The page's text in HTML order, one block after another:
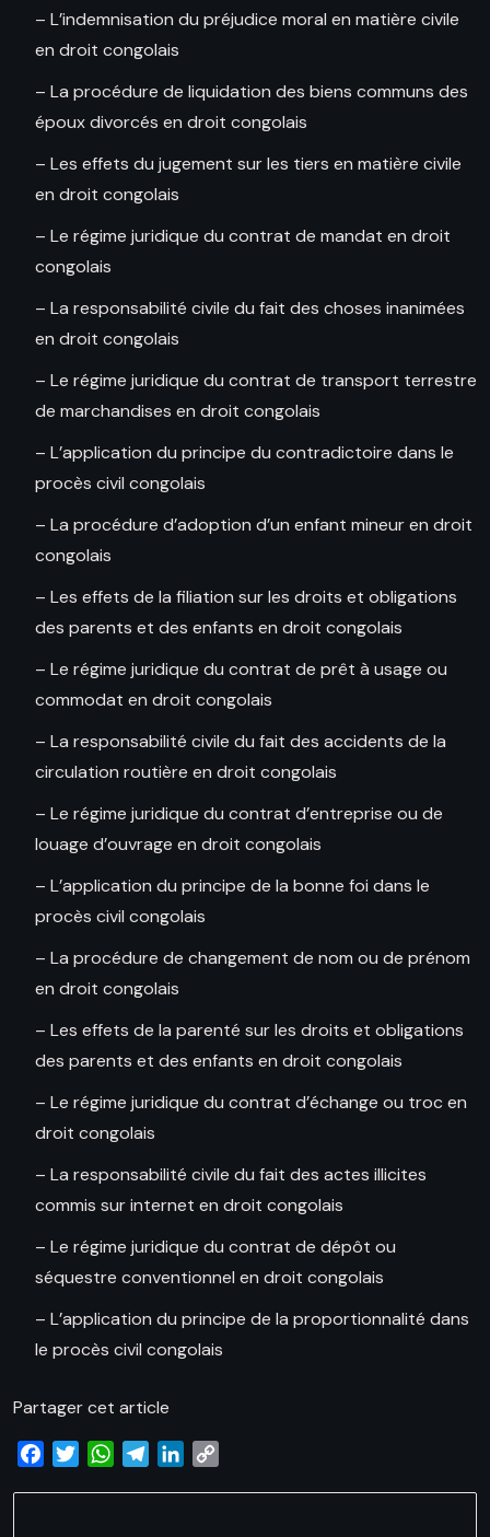
– L’indemnisation du préjudice moral en matière civile
en droit congolais
– La procédure de liquidation des biens communs des
époux divorcés en droit congolais
– Les effets du jugement sur les tiers en matière civile
en droit congolais
– Le régime juridique du contrat de mandat en droit
congolais
– La responsabilité civile du fait des choses inanimées
en droit congolais
– Le régime juridique du contrat de transport terrestre
de marchandises en droit congolais
– L’application du principe du contradictoire dans le
procès civil congolais
– La procédure d’adoption d’un enfant mineur en droit
congolais
– Les effets de la filiation sur les droits et obligations
des parents et des enfants en droit congolais
– Le régime juridique du contrat de prêt à usage ou
commodat en droit congolais
– La responsabilité civile du fait des accidents de la
circulation routière en droit congolais
– Le régime juridique du contrat d’entreprise ou de
louage d’ouvrage en droit congolais
– L’application du principe de la bonne foi dans le
procès civil congolais
– La procédure de changement de nom ou de prénom
en droit congolais
– Les effets de la parenté sur les droits et obligations
des parents et des enfants en droit congolais
– Le régime juridique du contrat d’échange ou troc en
droit congolais
– La responsabilité civile du fait des actes illicites
commis sur internet en droit congolais
– Le régime juridique du contrat de dépôt ou
séquestre conventionnel en droit congolais
– L’application du principe de la proportionnalité dans
le procès civil congolais
Partager cet article
FacebookTwitterWhatsApp
TelegramLinkedIn